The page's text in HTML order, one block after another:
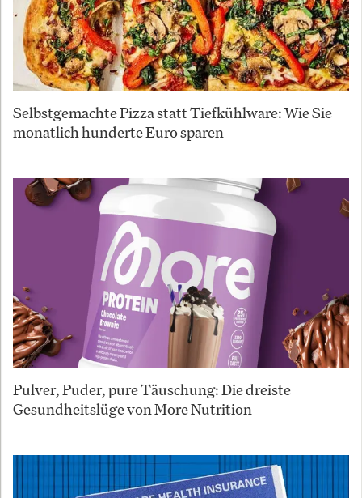
Selbstgemachte Pizza statt Tiefkühlware: Wie Sie
monatlich hunderte Euro sparen
Pulver, Puder, pure Täuschung: Die dreiste
Gesundheitslüge von More Nutrition